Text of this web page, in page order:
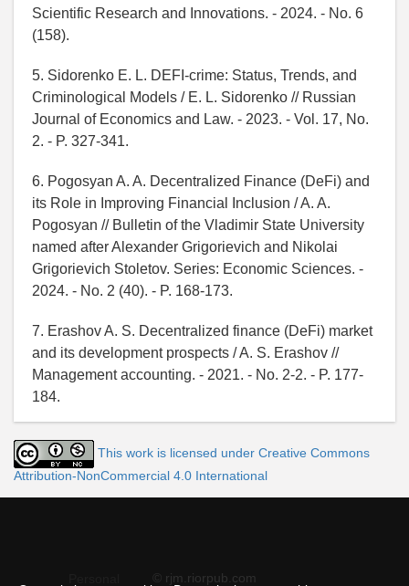
Scientific Research and Innovations. - 2024. - No. 6
(158).
5. Sidorenko E. L. DEFI-crime: Status, Trends, and
Criminological Models / E. L. Sidorenko // Russian
Journal of Economics and Law. - 2023. - Vol. 17, No.
2. - P. 327-341.
6. Pogosyan A. A. Decentralized Finance (DeFi) and
its Role in Improving Financial Inclusion / A. A.
Pogosyan // Bulletin of the Vladimir State University
named after Alexander Grigorievich and Nikolai
Grigorievich Stoletov. Series: Economic Sciences. -
2024. - No. 2 (40). - P. 168-173.
7. Erashov A. S. Decentralized finance (DeFi) market
and its development prospects / A. S. Erashov //
Management accounting. - 2021. - No. 2-2. - P. 177-
184.
This work is licensed under Creative Commons
Attribution-NonCommercial 4.0 International
© rjm.riorpub.com